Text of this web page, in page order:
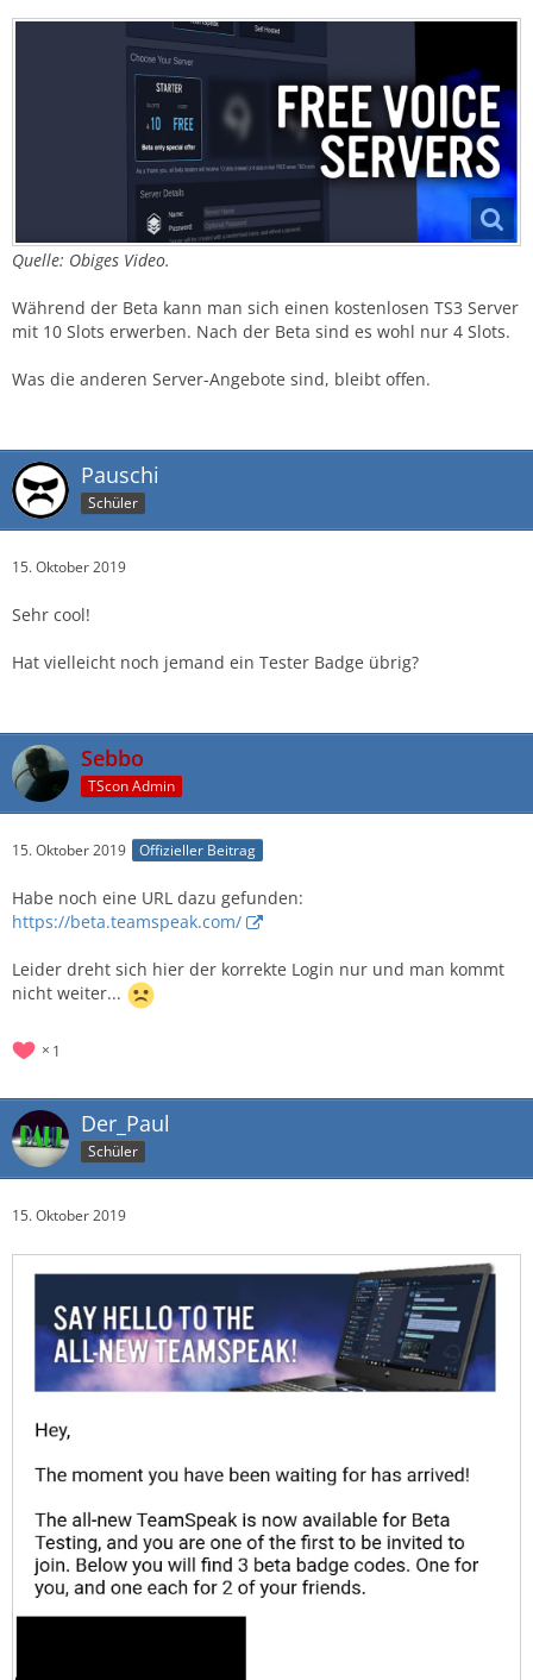
Quelle: Obiges Video.
Während der Beta kann man sich einen kostenlosen TS3 Server
mit 10 Slots erwerben. Nach der Beta sind es wohl nur 4 Slots.
Was die anderen Server-Angebote sind, bleibt offen.
Pauschi
Schüler
15. Oktober 2019
Sehr cool!
Hat vielleicht noch jemand ein Tester Badge übrig?
Sebbo
TScon Admin
15. Oktober 2019 Offizieller Beitrag
Habe noch eine URL dazu gefunden:
https://beta.teamspeak.com/
Leider dreht sich hier der korrekte Login nur und man kommt
nicht weiter...
1
Der_Paul
Schüler
15. Oktober 2019